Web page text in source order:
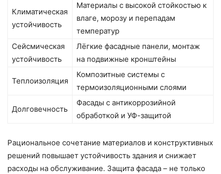
Климатическая
устойчивость
Материалы с высокой стойкостью к
влаге, морозу и перепадам
температур
Сейсмическая
устойчивость
Лёгкие фасадные панели, монтаж
на подвижные кронштейны
Теплоизоляция
Композитные системы с
термоизоляционными слоями
Долговечность
Фасады с антикоррозийной
обработкой и УФ-защитой
Рациональное сочетание материалов и конструктивных
решений повышает устойчивость здания и снижает
расходы на обслуживание. Защита фасада – не только